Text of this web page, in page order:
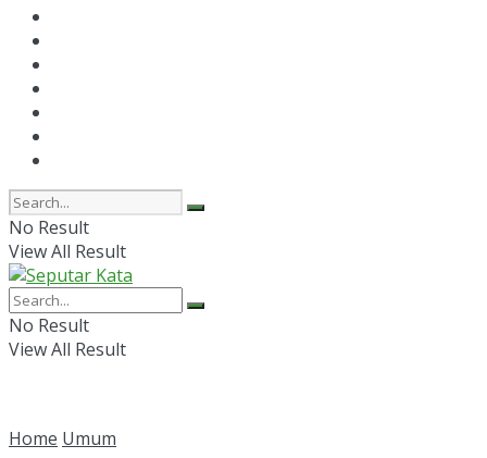
No Result
View All Result
No Result
View All Result
Home Umum